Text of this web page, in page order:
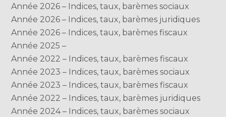
Année 2026 – Indices, taux, barèmes sociaux
Année 2026 – Indices, taux, barèmes juridiques
Année 2026 – Indices, taux, barèmes fiscaux
Année 2025 –
Année 2022 – Indices, taux, barèmes fiscaux
Année 2023 – Indices, taux, barèmes sociaux
Année 2023 – Indices, taux, barèmes fiscaux
Année 2022 – Indices, taux, barèmes juridiques
Année 2024 – Indices, taux, barèmes sociaux